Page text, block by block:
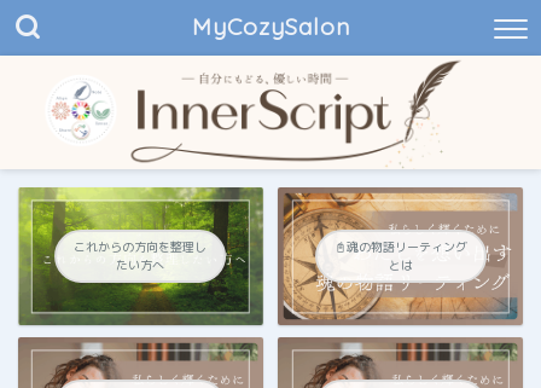
MyCozySalon
これからの方向を整理し
たい方へ
📓魂の物語リーティング
とは